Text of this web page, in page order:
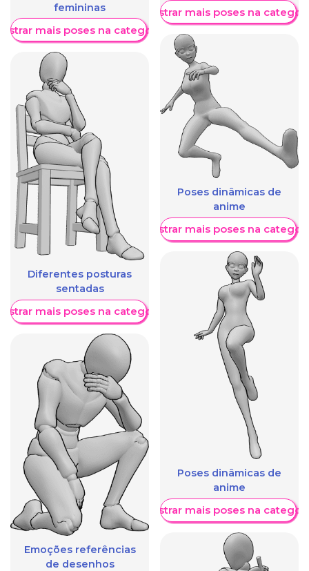
femininas
mais poses na categoria
Diferentes posturas
sentadas
mais poses na categoria
Emoções referências
de desenhos
Mostrar mais poses na
Poses dinâmicas de
anime
Mostrar mais poses na
Poses dinâmicas de
anime
Mostrar mais poses na